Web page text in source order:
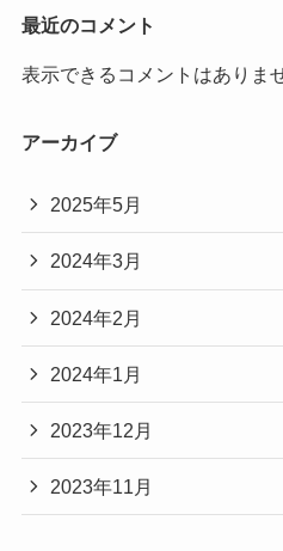
最近のコメント
表示できるコメントはありま
アーカイブ
2025年5月
2024年3月
2024年2月
2024年1月
2023年12月
2023年11月